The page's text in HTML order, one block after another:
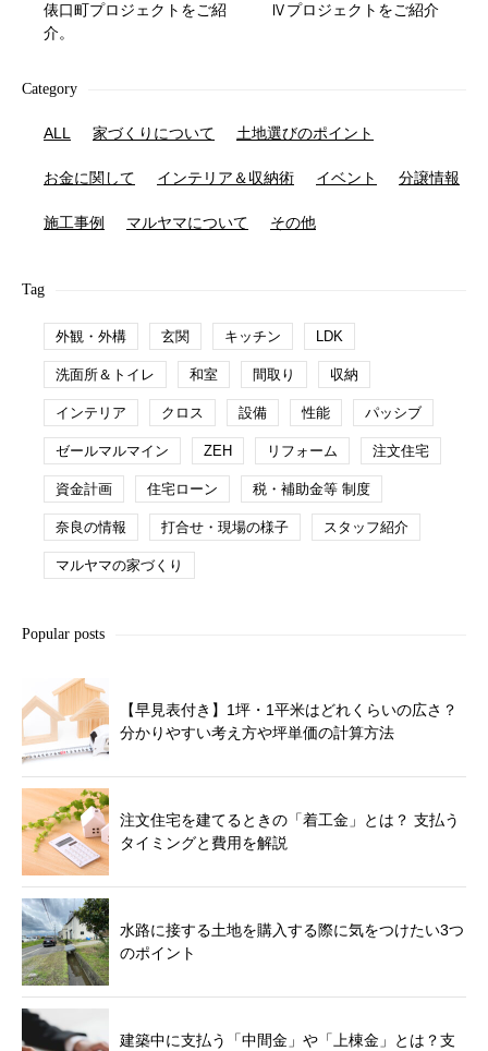
俵口町プロジェクトをご紹
介。
Ⅳプロジェクトをご紹介
Category
ALL 家づくりについて 土地選びのポイント
お金に関して インテリア＆収納術 イベント 分譲情報
施工事例 マルヤマについて その他
Tag
外観・外構 玄関 キッチン LDK
洗面所＆トイレ 和室 間取り 収納
インテリア クロス 設備 性能 パッシブ
ゼールマルマイン ZEH リフォーム 注文住宅
資金計画 住宅ローン 税・補助金等 制度
奈良の情報 打合せ・現場の様子 スタッフ紹介
マルヤマの家づくり
Popular posts
【早見表付き】1坪・1平米はどれくらいの広さ？
分かりやすい考え方や坪単価の計算方法
注文住宅を建てるときの「着工金」とは？ 支払う
タイミングと費用を解説
水路に接する土地を購入する際に気をつけたい3つ
のポイント
建築中に支払う「中間金」や「上棟金」とは？支